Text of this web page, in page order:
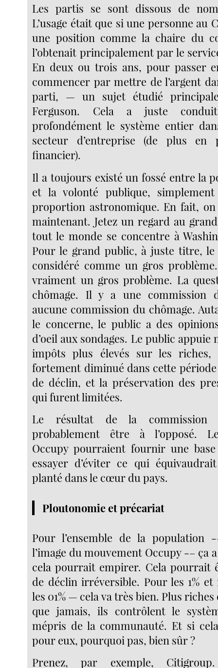
Les partis se sont dissous de
L’usage était que si une personne au
une position comme la chaire du
l’obtenait principalement par le
En deux ou trois ans, pour passer
commencer par mettre de l’argent
parti, — un sujet étudié
Ferguson. Cela a juste
profondément le système entier
secteur d’entreprise (de plus en
financier).
Il a toujours existé un fossé entre la
et la volonté publique,
proportion astronomique. En fait,
maintenant. Jetez un regard au
tout le monde se concentre à
Pour le grand public, à juste titre, le
considéré comme un gros
vraiment un gros problème. La
chômage. Il y a une commission
aucune commission du chômage.
le concerne, le public a des
d’oeil aux sondages. Le public appuie
impôts plus élevés sur les
fortement diminué dans cette
de déclin, et la préservation des
qui furent limitées.
Le résultat de la
probablement être à l’opposé.
Occupy pourraient fournir une
essayer d’éviter ce qui
planté dans le cœur du pays.
Ploutonomie et précariat
Pour l’ensemble de la population
l’image du mouvement Occupy -– ça
cela pourrait empirer. Cela pourrait
de déclin irréversible. Pour les 1%
les 01% — cela va très bien. Plus
que jamais, ils contrôlent le
mépris de la communauté. Et si
pour eux, pourquoi pas, bien sûr ?
Prenez, par exemple,